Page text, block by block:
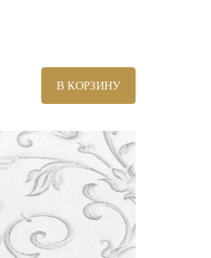
В КОРЗИНУ